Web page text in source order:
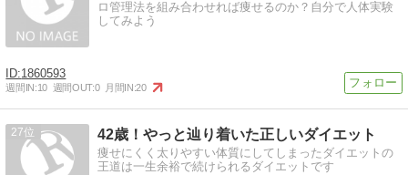
ロ管理法を組み合わせれば痩せるのか？自分で人体実験
してみよう
1860593
週間IN:10 週間OUT:0 月間IN:20
27 42歳！やっと辿り着いた正しいダイエット
痩せにくく太りやすい体質にしてしまったダイエットの
王道は一生余裕で続けられるダイエットです